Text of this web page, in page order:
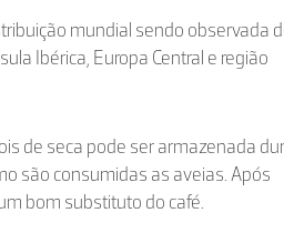
mundial sendo observada
Ibérica, Europa Central e região
de seca pode ser armazenada
são consumidas as aveias. Após
bom substituto do café.